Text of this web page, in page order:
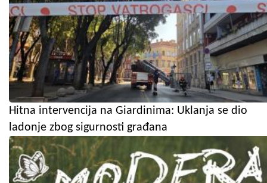
Hitna intervencija na Giardinima: Uklanja se dio
ladonje zbog sigurnosti građana